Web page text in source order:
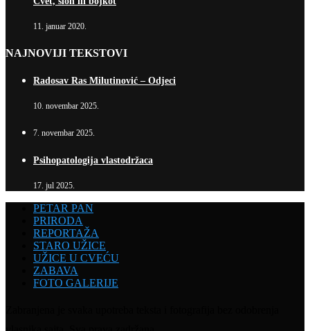
11. januar 2020.
NAJNOVIJI TEKSTOVI
Radosav Ras Milutinović – Odjeci
10. novembar 2025.
7. novembar 2025.
Psihopatologija vlastodržaca
17. jul 2025.
PETAR PAN
PRIRODA
REPORTAŽA
STARO UŽICE
UŽICE U CVEĆU
ZABAVA
FOTO GALERIJE